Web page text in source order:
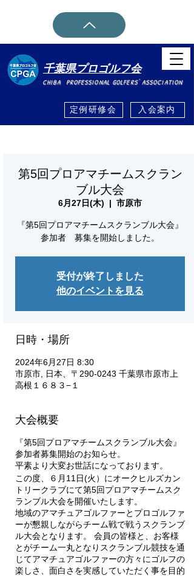
千葉県プロゴルフ会
CHIBA PROFESSIONAL GOLFERS' ASSOCIATION
定例研修会 入会案内
第5回プロアマチームスクラン
ブル大会
6月27日(木)
  |
市原市
『第5回プロアマチームスクランブル大会』
参加者 募集を開始しました。
受付が終了しました
他のイベントを見る
日時・場所
2024年6月27日 8:30
市原市, 日本、〒290-0243 千葉県市原市上
高根１６８３−１
大会概要
『第5回プロアマチームスクランブル大会』
参加者募集開始のお知らせ。
平素より大変お世話になっております。
この度、６月11日(火）にオークヒルズカン
トリークラブにて第5回プロアマチームスク
ランブル大会を開催いたします。
地域のアマチュアゴルファーとプロゴルファ
ーが懇親しながらチーム戦で戦うスクランブ
ル大会となります。 会員の皆様と、お客様
とがチーム一丸となりスクランブル競技を通
じてアマチュアゴルファーの方々にゴルフの
楽しさ、面白さを実感していただく事を目的